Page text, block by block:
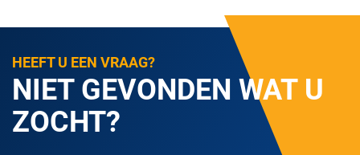
HEEFT U EEN VRAAG?
NIET GEVONDEN WAT U
ZOCHT?